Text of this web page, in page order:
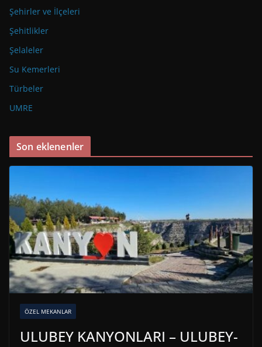
Şehirler ve İlçeleri
Şehitlikler
Şelaleler
Su Kemerleri
Türbeler
UMRE
Son eklenenler
ÖZEL MEKANLAR
ULUBEY KANYONLARI – ULUBEY-